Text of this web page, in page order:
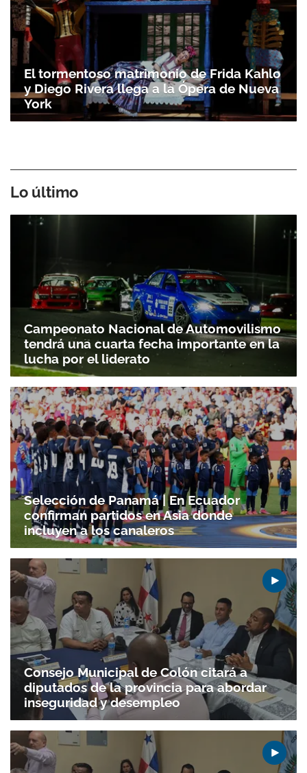
El tormentoso matrimonio de Frida Kahlo
y Diego Rivera llega a la Ópera de Nueva
York
Lo último
Campeonato Nacional de Automovilismo
tendrá una cuarta fecha importante en la
lucha por el liderato
Selección de Panamá | En Ecuador
confirman partidos en Asia donde
incluyen a los canaleros
Consejo Municipal de Colón citará a
diputados de la provincia para abordar
inseguridad y desempleo